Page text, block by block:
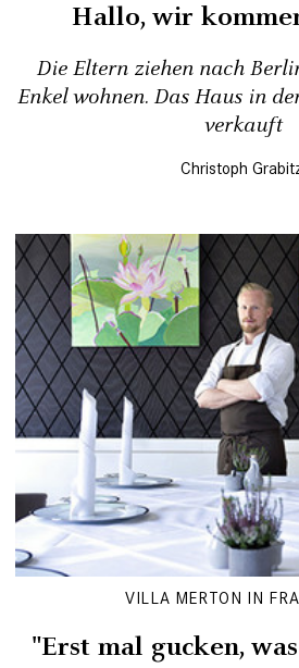
Hallo, wir
Die Eltern ziehen nach
Enkel wohnen. Das Haus in
verkauft
Christoph
VILLA MERTON IN
"Erst mal gucken,